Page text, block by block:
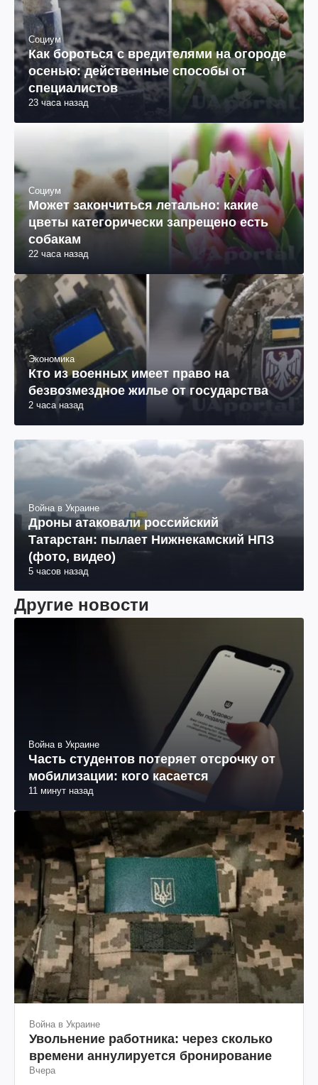
Социум
Как бороться с вредителями на огороде
осенью: действенные способы от
специалистов
23 часа назад
Социум
Может закончиться летально: какие
цветы категорически запрещено есть
собакам
22 часа назад
Экономика
Кто из военных имеет право на
безвозмездное жилье от государства
2 часа назад
Война в Украине
Дроны атаковали российский
Татарстан: пылает Нижнекамский НПЗ
(фото, видео)
5 часов назад
Другие новости
Война в Украине
Часть студентов потеряет отсрочку от
мобилизации: кого касается
11 минут назад
Война в Украине
Увольнение работника: через сколько
времени аннулируется бронирование
Вчера